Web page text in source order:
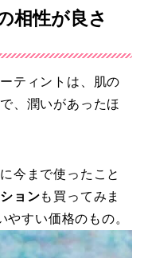
相性が良さ
ティントは、肌の
、潤いがあったほ
今まで使ったこと
ョンも買ってみま
すい価格のもの。